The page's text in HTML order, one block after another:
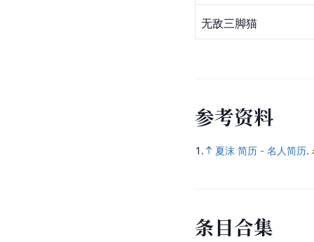
无敌三脚猫
参考资料
1. 夏沫 简历 - 名人简历.
条目合集